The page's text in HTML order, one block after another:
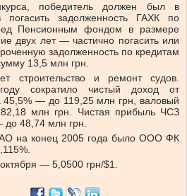
победитель должен был в
задолженность ГАХК по
Пенсионным фондом в размере
двух лет — частично погасить или
задолженность по кредитам
13,5 млн грн.
строительство и ремонт судов.
сократило чистый доход от
45,5% — до 119,25 млн грн, валовый
млн грн. Чистая прибыль ЧСЗ
до 48,74 млн грн.
на конец 2005 года было ООО ФК
— 5,0500 грн/$1.